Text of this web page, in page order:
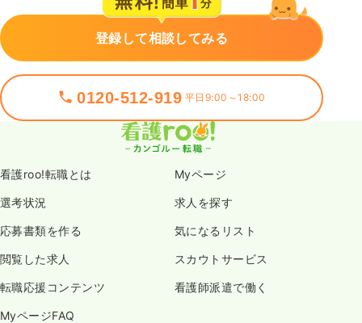
登録して相談してみる
0120-512-919 平日9:00～18:00
看護roo!転職とは Myページ
選考状況 求人を探す
応募書類を作る 気になるリスト
閲覧した求人 スカウトサービス
転職応援コンテンツ 看護師派遣で働く
MyページFAQ